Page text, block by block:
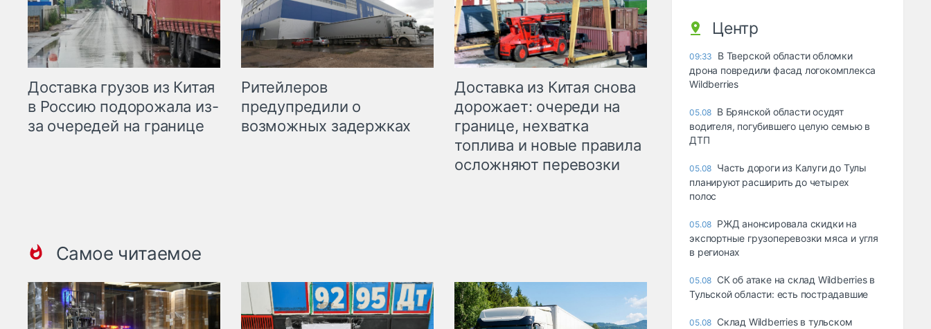
Доставка грузов из Китая
в Россию подорожала из-
за очередей на границе
Ритейлеров
предупредили о
возможных задержках
Доставка из Китая снова
дорожает: очереди на
границе, нехватка
топлива и новые правила
осложняют перевозки
Самое читаемое
Центр
09:33
В Тверской области обломки
дрона повредили фасад логокомплекса
Wildberries
05.08 В Брянской области осудят
водителя, погубившего целую семью в
ДТП
05.08 Часть дороги из Калуги до Тулы
планируют расширить до четырех
полос
05.08 РЖД анонсировала скидки на
экспортные грузоперевозки мяса и угля
в регионах
05.08 СК об атаке на склад Wildberries в
Тульской области: есть пострадавшие
05.08 Склад Wildberries в тульском